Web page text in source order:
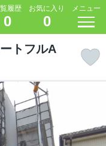
履歴
0
お気に入り
0
メニュー
トフルA